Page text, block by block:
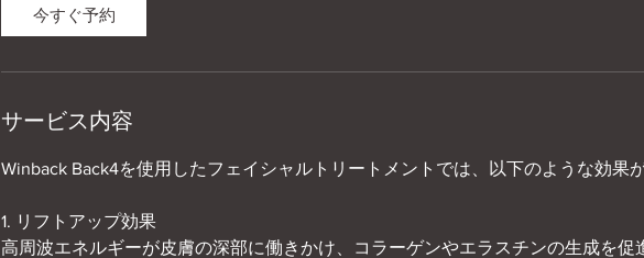
0
今すぐ予約
サービス内容
Winback Back4を使用したフェイシャルトリートメントでは、以下のような効果
1. リフトアップ効果
高周波エネルギーが皮膚の深部に働きかけ、コラーゲンやエラスチンの生成を促